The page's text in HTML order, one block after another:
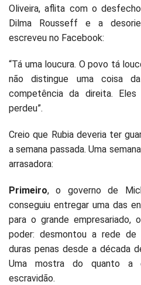
Oliveira, aflita com o
Dilma Rousseff e a
escreveu no Facebook:
“Tá uma loucura. O povo tá
não distingue uma coisa
competência da direita.
perdeu”.
Creio que Rubia deveria ter
a semana passada. Uma
arrasadora:
Primeiro, o governo de
conseguiu entregar uma das
para o grande empresariado,
poder: desmontou a rede de
duras penas desde a década
Uma mostra do quanto a
escravidão.